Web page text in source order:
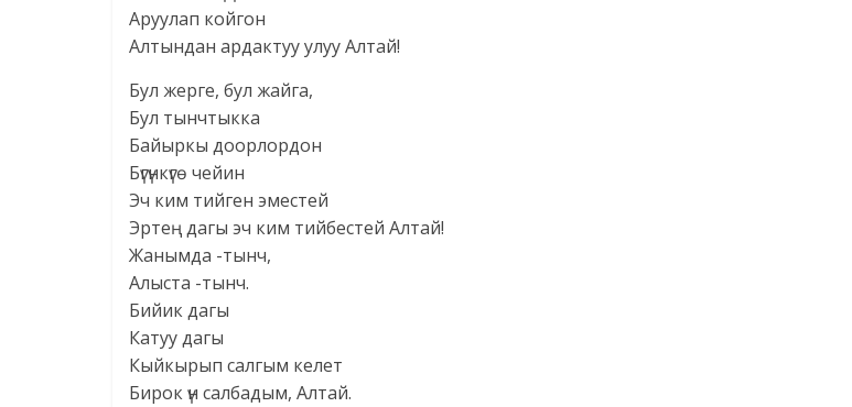
Аруулап койгон
Алтындан ардактуу улуу Алтай!
Бул жерге, бул жайга,
Бул тынчтыкка
Байыркы доорлордон
Бүгүнкүгө чейин
Эч ким тийген эместей
Эртең дагы эч ким тийбестей Алтай!
Жанымда -тынч,
Алыста -тынч.
Бийик дагы
Катуу дагы
Кыйкырып салгым келет
Бирок үн салбадым, Алтай.